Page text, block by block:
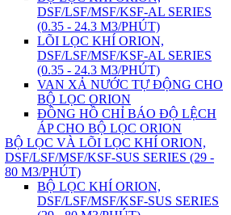
DSF/LSF/MSF/KSF-AL SERIES
(0.35 - 24.3 M3/PHÚT)
LÕI LỌC KHÍ ORION,
DSF/LSF/MSF/KSF-AL SERIES
(0.35 - 24.3 M3/PHÚT)
VAN XẢ NƯỚC TỰ ĐỘNG CHO
BỘ LỌC ORION
ĐỒNG HỒ CHỈ BÁO ĐỘ LỆCH
ÁP CHO BỘ LỌC ORION
BỘ LỌC VÀ LÕI LỌC KHÍ ORION,
DSF/LSF/MSF/KSF-SUS SERIES (29 -
80 M3/PHÚT)
BỘ LỌC KHÍ ORION,
DSF/LSF/MSF/KSF-SUS SERIES